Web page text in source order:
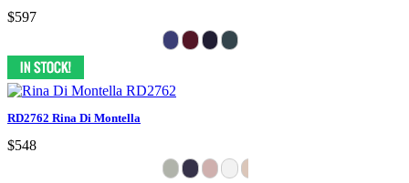
$597
RD2762 Rina Di Montella
$548